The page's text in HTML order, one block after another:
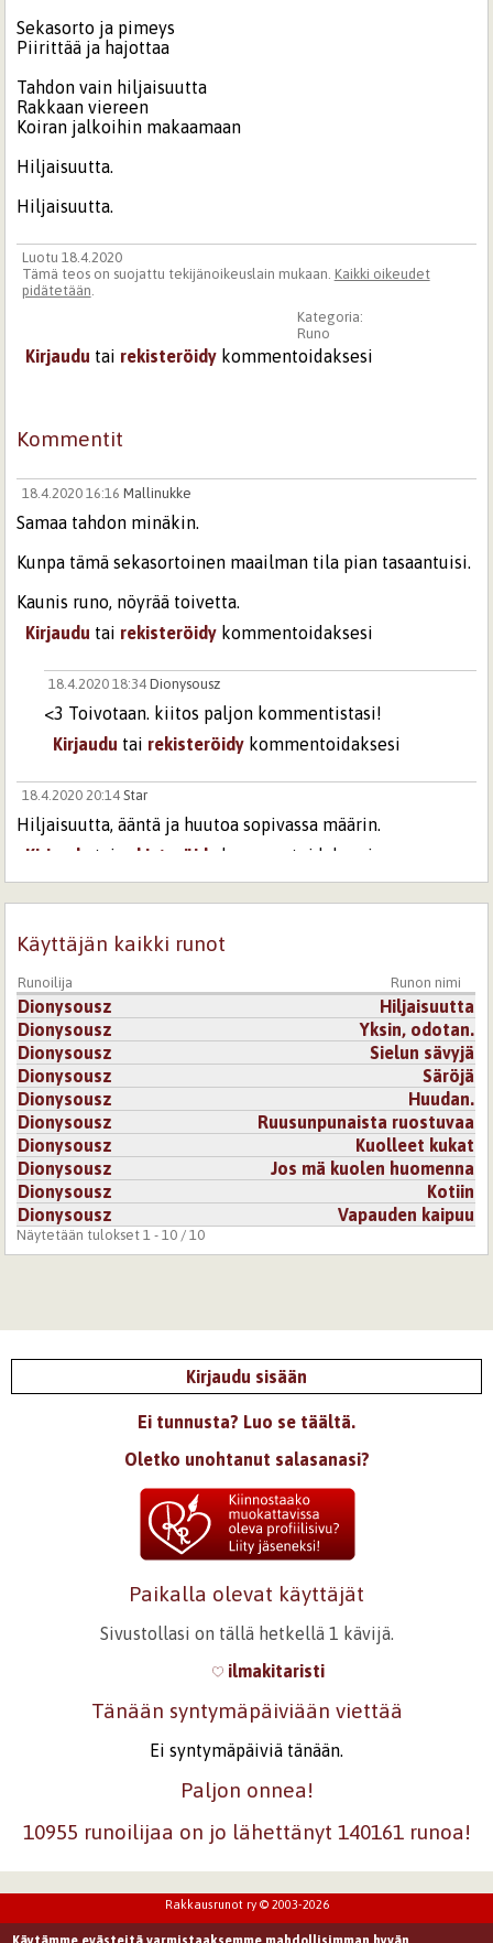
Sekasorto ja pimeys
Piirittää ja hajottaa
Tahdon vain hiljaisuutta
Rakkaan viereen
Koiran jalkoihin makaamaan
Hiljaisuutta.
Hiljaisuutta.
Luotu 18.4.2020
Tämä teos on suojattu tekijänoikeuslain mukaan. Kaikki oikeudet
pidätetään.
Kategoria:
Runo
Kirjaudu tai rekisteröidy kommentoidaksesi
Kommentit
18.4.2020 16:16 Mallinukke
Samaa tahdon minäkin.
Kunpa tämä sekasortoinen maailman tila pian tasaantuisi.
Kaunis runo, nöyrää toivetta.
Kirjaudu tai rekisteröidy kommentoidaksesi
18.4.2020 18:34Dionysousz
<3 Toivotaan. kiitos paljon kommentistasi!
Kirjaudu tai rekisteröidy kommentoidaksesi
18.4.2020 20:14 Star
Hiljaisuutta, ääntä ja huutoa sopivassa määrin.
Kirjaudu
tai rekisteröidy kommentoidaksesi
18.4.2020 21:09Testipoisto
Olen niin tottunut hiljausuuteen, etten edes huomaa
melua, hyvä runo
Kirjaudu
Käyttäjän kaikki runot
Runoilija Runon nimi
Dionysousz
Hiljaisuutta
Dionysousz
Yksin, odotan.
Dionysousz
Sielun sävyjä
Dionysousz
Säröjä
Dionysousz
Huudan.
Dionysousz
Ruusunpunaista ruostuvaa
Dionysousz
Kuolleet kukat
Dionysousz
Jos mä kuolen huomenna
Dionysousz
Kotiin
Dionysousz
Vapauden kaipuu
Näytetään tulokset 1 - 10 / 10
Kirjaudu sisään
Ei tunnusta? Luo se täältä.
Oletko unohtanut salasanasi?
Paikalla olevat käyttäjät
Sivustollasi on tällä hetkellä 1 kävijä.
ilmakitaristi
Tänään syntymäpäiviään viettää
Ei syntymäpäiviä tänään.
Paljon onnea!
10955 runoilijaa on jo lähettänyt 140161 runoa!
Rakkausrunot ry © 2003-2026